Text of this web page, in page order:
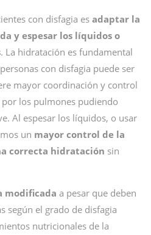
con disfagia es adaptar la
y espesar los líquidos o
. La hidratación es fundamental
con disfagia puede ser
mayor coordinación y control
los pulmones pudiendo
Al espesar los líquidos, o usar
un mayor control de la
correcta hidratación sin
modificada a pesar que deben
según el grado de disfagia
nutricionales de la